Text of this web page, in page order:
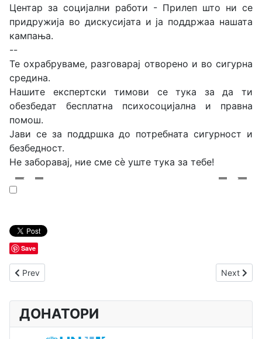
Центар за социјални работи - Прилеп што ни се
придружија во дискусијата и ја поддржаа нашата
кампања.
--
Те охрабруваме, разговарај отворено и во сигурна
средина.
Нашите експертски тимови се тука за да ти
обезбедат бесплатна психосоцијална и правна
помош.
Јави се за поддршка до потребната сигурност и
безбедност.
Не заборавај, ние сме сè уште тука за тебе!
Save
Previous article: Работилница за вмрежување на
Prev Next
Next
ДОНАТОРИ